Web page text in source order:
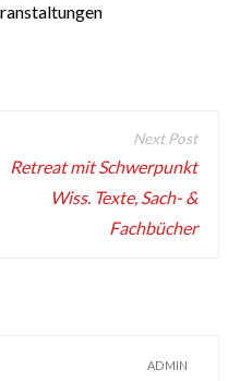
Retreat mit Schwerpunkt
Wiss. Texte, Sach- &
Fachbücher
ADMIN